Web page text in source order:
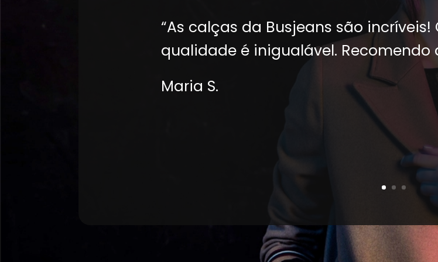
“As calças da Busjeans são
qualidade é inigualável. Recomendo
Maria S.